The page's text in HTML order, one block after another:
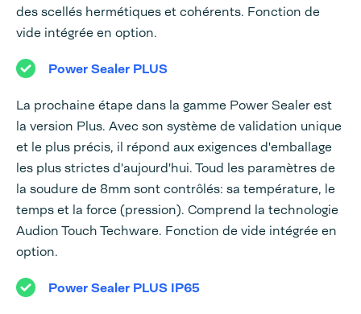
des scellés hermétiques et cohérents. Fonction de
vide intégrée en option.
Power Sealer PLUS
La prochaine étape dans la gamme Power Sealer est
la version Plus. Avec son système de validation unique
et le plus précis, il répond aux exigences d'emballage
les plus strictes d'aujourd'hui. Toud les paramètres de
la soudure de 8mm sont contrôlés: sa température, le
temps et la force (pression). Comprend la technologie
Audion Touch Techware. Fonction de vide intégrée en
option.
Power Sealer PLUS IP65